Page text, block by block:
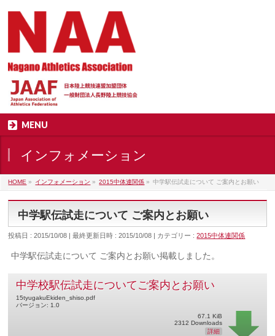
MENU
インフォメーション
HOME » インフォメーション » 2015中体連関係 » 中学駅伝試走について ご案内とお願い
中学駅伝試走について ご案内とお願い
投稿日 : 2015/10/08 最終更新日時 : 2015/10/08 カテゴリー :2015中体連関係
中学駅伝試走について ご案内とお願い掲載しました。
中学校駅伝試走についてご案内とお願い
15tyugakuEkiden_shiso.pdf
バージョン: 1.0
67.1 KiB
2312 Downloads
詳細